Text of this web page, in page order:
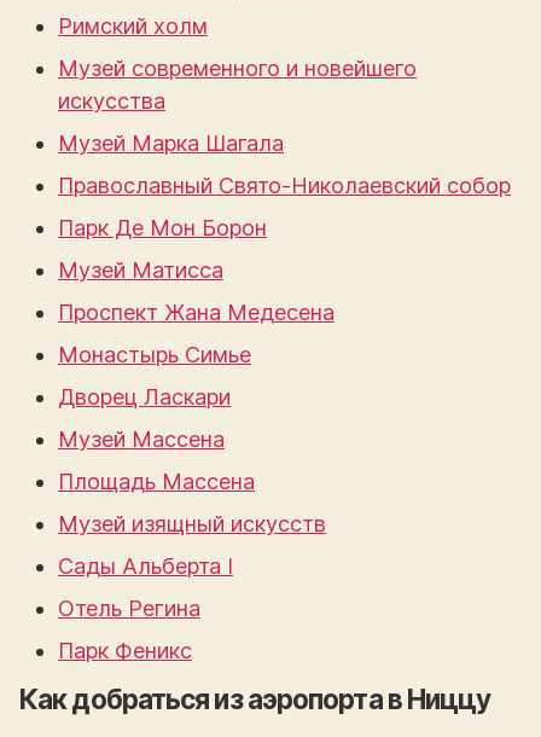
Римский холм
Музей современного и новейшего
искусства
Музей Марка Шагала
Православный Свято-Николаевский собор
Парк Де Мон Борон
Музей Матисса
Проспект Жана Медесена
Монастырь Симье
Дворец Ласкари
Музей Массена
Площадь Массена
Музей изящный искусств
Сады Альберта I
Отель Регина
Парк Феникс
Как добраться из аэропорта в Ниццу